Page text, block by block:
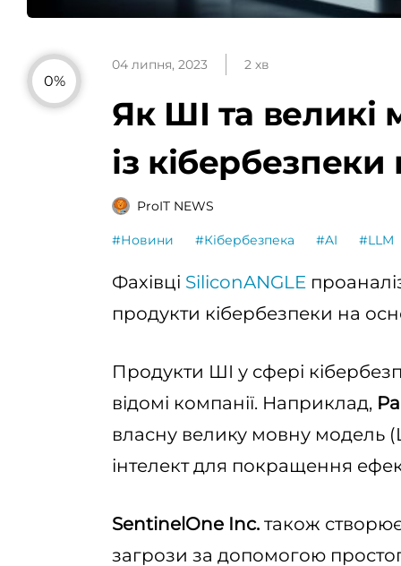
0%
04 липня, 2023 2 хв
Як ШІ та великі
із
ProIT NEWS
#Новини #Кібербезпека #AI #LLM
Фахівці SiliconANGLE
продукти кібербезпеки на
Продукти ШІ у сфері
відомі компанії. Наприклад,
власну велику мовну модель
інтелект для покращення
SentinelOne Inc. також
загрози за допомогою